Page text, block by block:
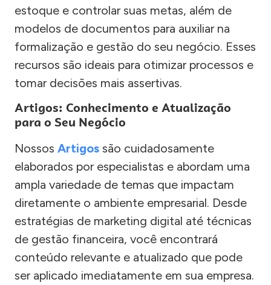
estoque e controlar suas metas, além de
modelos de documentos para auxiliar na
formalização e gestão do seu negócio. Esses
recursos são ideais para otimizar processos e
tomar decisões mais assertivas.
Artigos: Conhecimento e Atualização
para o Seu Negócio
Nossos Artigos são cuidadosamente
elaborados por especialistas e abordam uma
ampla variedade de temas que impactam
diretamente o ambiente empresarial. Desde
estratégias de marketing digital até técnicas
de gestão financeira, você encontrará
conteúdo relevante e atualizado que pode
ser aplicado imediatamente em sua empresa.